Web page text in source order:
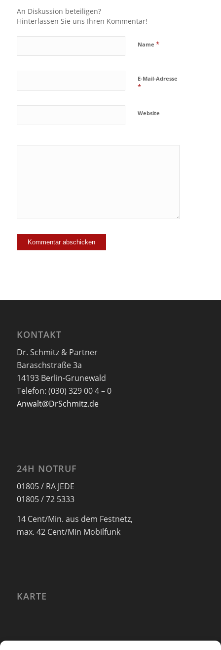
An Diskussion beteiligen?
Hinterlassen Sie uns Ihren Kommentar!
Name *
E-Mail-Adresse
*
Website
KONTAKT
Dr. Schmitz & Partner
Baraschstraße 3a
14193 Berlin-Grunewald
Telefon: (030) 329 00 4 – 0
Anwalt@DrSchmitz.de
24H NOTRUF
01805 / RA JEDE
01805 / 72 5333
14 Cent/Min. aus dem Festnetz,
max. 42 Cent/Min Mobilfunk
KARTE